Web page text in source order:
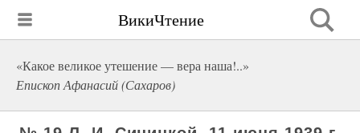
ВикиЧтение
«Какое великое утешение — вера наша!..»
Епископ Афанасий (Сахаров)